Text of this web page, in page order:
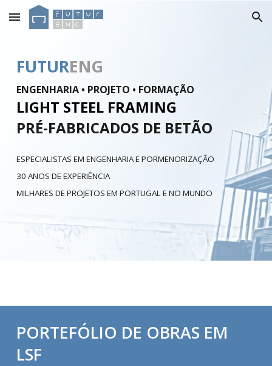
Skip to main content Skip to navigation
FUTURENG
ENGENHARIA • PROJETO • FORMAÇÃO
LIGHT STEEL FRAMING
PRÉ-FABRICADOS DE BETÃO
ESPECIALISTAS EM ENGENHARIA E PORMENORIZAÇÃO
30 ANOS DE EXPERIÊNCIA
MILHARES DE PROJETOS EM PORTUGAL E NO MUNDO
PORTEFÓLIO DE OBRAS EM
LSF